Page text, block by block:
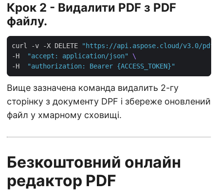
Крок 2 - Видалити PDF з PDF
файлу.
curl -v -X DELETE
"https://api.aspose.cloud/v3.0/pdf/
-H
"accept: application/json"
-H
"authorization: Bearer {ACCESS_TOKEN}"
Вище зазначена команда видалить 2-гу
сторінку з документу DPF і збереже оновлений
файл у хмарному сховищі.
Безкоштовний онлайн
редактор PDF